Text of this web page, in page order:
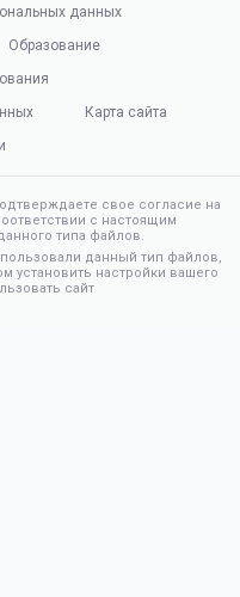
данных
Образование
Карта сайта
свое согласие на
с настоящим
типа файлов.
данный тип файлов,
настройки вашего
сайт